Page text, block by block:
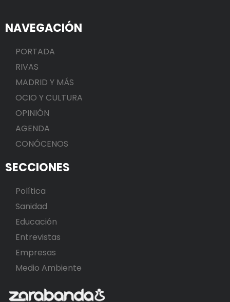
NAVEGACIÓN
PORTADA
RIVAS
MADRID Y MÁS
OCIO Y CULTURA
OPINIÓN
AGENDA
CONÓCENOS
SECCIONES
Política
Sanidad
Educación
Entrevistas
Empresas
Medio Ambiente